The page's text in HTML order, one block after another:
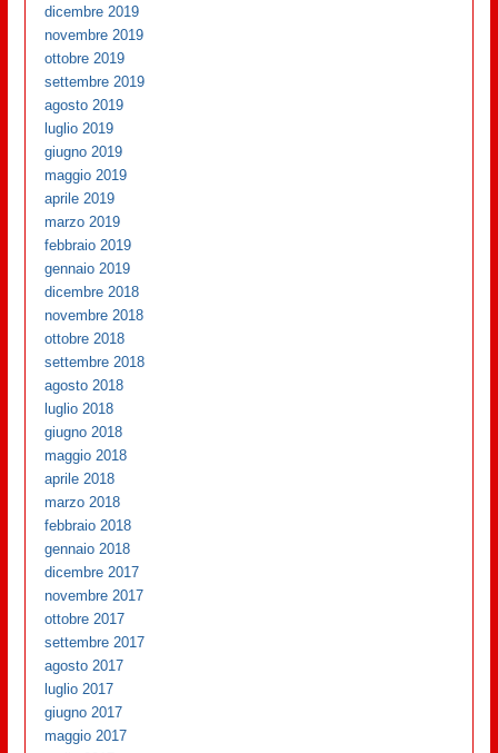
dicembre 2019
novembre 2019
ottobre 2019
settembre 2019
agosto 2019
luglio 2019
giugno 2019
maggio 2019
aprile 2019
marzo 2019
febbraio 2019
gennaio 2019
dicembre 2018
novembre 2018
ottobre 2018
settembre 2018
agosto 2018
luglio 2018
giugno 2018
maggio 2018
aprile 2018
marzo 2018
febbraio 2018
gennaio 2018
dicembre 2017
novembre 2017
ottobre 2017
settembre 2017
agosto 2017
luglio 2017
giugno 2017
maggio 2017